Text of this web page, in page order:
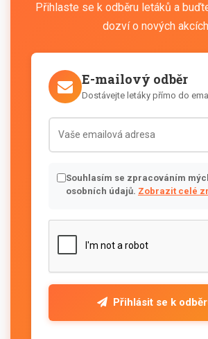
Přihlaste se k odběru letáků a
dozví o nových akcích
E-mailový odběr
Dostávejte letáky přímo do
Souhlasím se zpracováním
osobních údajů. Zobrazit celé
Přihlásit se k